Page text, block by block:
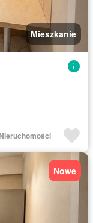
Mieszkanie
Nowe